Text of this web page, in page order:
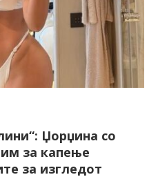
Џорџина со
за капење
за изгледот